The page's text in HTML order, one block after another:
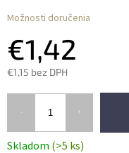
€1,42
€1,15 bez DPH
Skladom (>5 ks)
Možnosti doručenia